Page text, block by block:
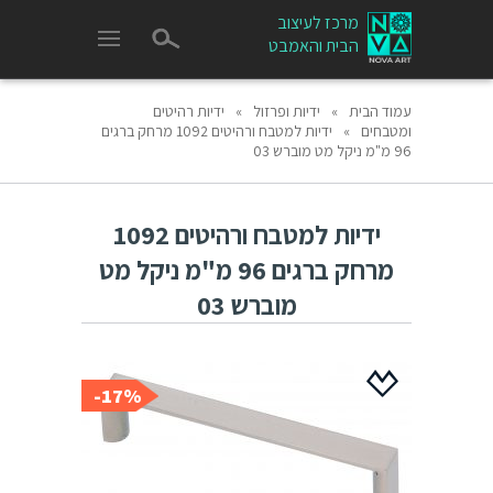
מרכז לעיצוב
הבית והאמבט
עמוד הבית » ידיות ופרזול »
ידיות רהיטים
ומטבחים
»
ידיות למטבח ורהיטים 1092 מרחק ברגים
96 מ"מ ניקל מט מוברש 03
ידיות למטבח ורהיטים 1092
מרחק ברגים 96 מ"מ ניקל מט
מוברש 03
17%-